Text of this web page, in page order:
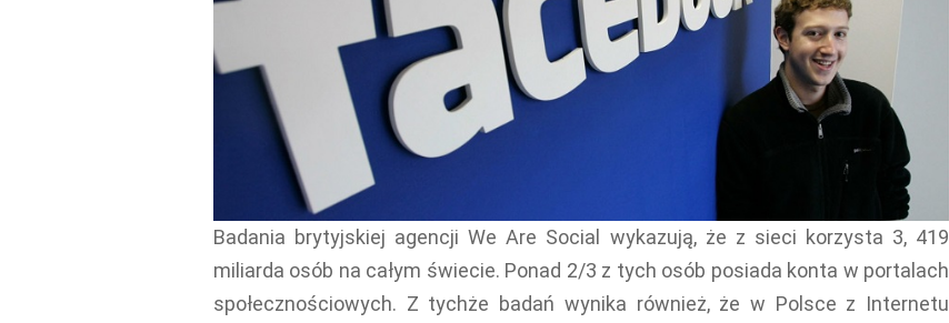
Badania brytyjskiej agencji We Are Social wykazują, że z sieci korzysta 3, 419
miliarda osób na całym świecie. Ponad 2/3 z tych osób posiada konta w portalach
społecznościowych. Z tychże badań wynika również, że w Polsce z Internetu